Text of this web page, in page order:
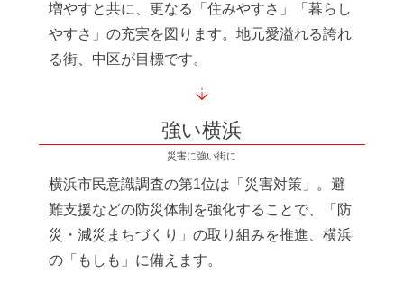
増やすと共に、更なる「住みやすさ」「暮らし
やすさ」の充実を図ります。地元愛溢れる誇れ
る街、中区が目標です。
強い横浜
災害に強い街に
横浜市民意識調査の第1位は「災害対策」。避
難支援などの防災体制を強化することで、「防
災・減災まちづくり」の取り組みを推進、横浜
の「もしも」に備えます。